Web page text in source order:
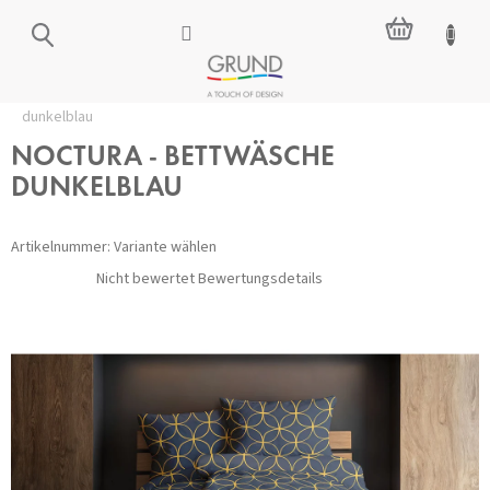
Inhalt
springen
/ Leinen /
dunkelblau
NOCTURA - BETTWÄSCHE
DUNKELBLAU
Artikelnummer: Variante wählen
Die
durchschnittliche
5
Sternen.
Nicht bewertetBewertungsdetails